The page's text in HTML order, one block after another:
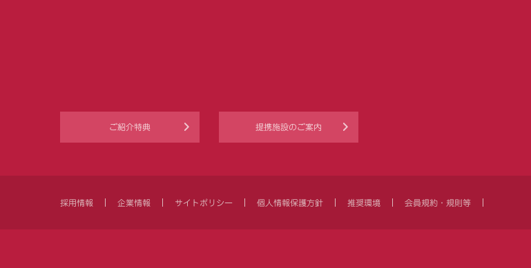
ご紹介特典 提携施設のご案内
採用情報 企業情報 サイトポリシー 個人情報保護方針 推奨環境 会員規約・規則等